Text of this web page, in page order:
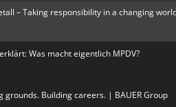
– Taking responsibility in a changing
Was macht eigentlich MPDV?
grounds. Building careers. | BAUER Group